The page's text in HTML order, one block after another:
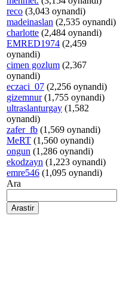
reco (3,043 oynandi)
madeinaslan (2,535 oynandi)
charlotte (2,484 oynandi)
EMRED1974 (2,459
oynandi)
cimen gozlum (2,367
oynandi)
eczaci_07 (2,256 oynandi)
gizemnur(1,755 oynandi)
ultraslanturgay (1,582
oynandi)
zafer_fb (1,569 oynandi)
MeRT (1,560 oynandi)
ongun (1,286 oynandi)
ekodzayn (1,223 oynandi)
emre546 (1,095 oynandi)
Ara